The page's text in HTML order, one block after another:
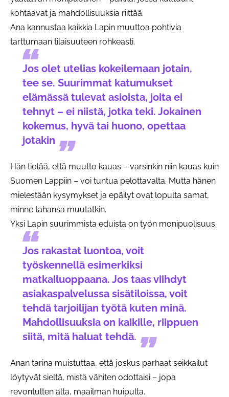
kohtaavat ja mahdollisuuksia riittää.
Ana kannustaa kaikkia Lapin muuttoa pohtivia
tarttumaan tilaisuuteen rohkeasti.
Jos olet utelias kokeilemaan jotain,
tee se. Suurimmat katumukset
elämässä tulevat asioista, joita ei
tehnyt – ei niistä, jotka teki. Jokainen
kokemus, hyvä tai huono, opettaa
jotakin
Hän tietää, että muutto kauas – varsinkin niin kauas kuin
Suomen Lappiin – voi tuntua pelottavalta. Mutta hänen
mielestään kysymykset ja epäilyt ovat lopulta samat,
minne tahansa muutatkin.
Yksi Lapin suurimmista eduista on työn monipuolisuus.
Jos rakastat luontoa, voit
työskennellä esimerkiksi
matkailuoppaana. Jos taas viihdyt
asiakaspalvelussa sisätiloissa, voit
tehdä tarjoilijan työtä kuten minä.
Mahdollisuuksia on kaikille, riippuen
siitä, mitä haluat tehdä.
Anan tarina muistuttaa, että joskus parhaat seikkailut
löytyvät sieltä, mistä vähiten odottaisi – jopa
revontulten alta, maailman huipulta.